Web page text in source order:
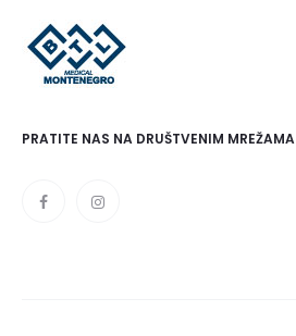
PRATITE NAS NA DRUŠTVENIM MREŽAMA